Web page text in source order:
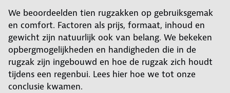
We beoordeelden tien rugzakken op gebruiksgemak
en comfort. Factoren als prijs, formaat, inhoud en
gewicht zijn natuurlijk ook van belang. We bekeken
opbergmogelijkheden en handigheden die in de
rugzak zijn ingebouwd en hoe de rugzak zich houdt
tijdens een regenbui. Lees hier hoe we tot onze
conclusie kwamen.